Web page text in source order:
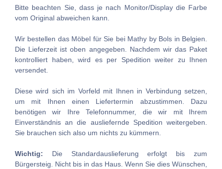
Bitte beachten Sie, dass je nach Monitor/Display die Farbe
vom Original abweichen kann.
Wir bestellen das Möbel für Sie bei Mathy by Bols in Belgien.
Die Lieferzeit ist oben angegeben. Nachdem wir das Paket
kontrolliert haben, wird es per Spedition weiter zu Ihnen
versendet.
Diese wird sich im Vorfeld mit Ihnen in Verbindung setzen,
um mit Ihnen einen Liefertermin abzustimmen. Dazu
benötigen wir Ihre Telefonnummer, die wir mit Ihrem
Einverständnis an die ausliefernde Spedition weitergeben.
Sie brauchen sich also um nichts zu kümmern.
Wichtig: Die Standardauslieferung erfolgt bis zum
Bürgersteig. Nicht bis in das Haus. Wenn Sie dies Wünschen,